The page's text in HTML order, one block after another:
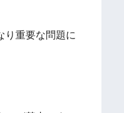
り重要な問題に